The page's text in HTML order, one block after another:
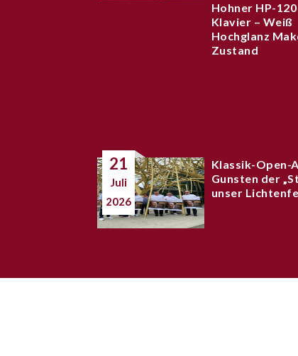
Hohner HP-120
Klavier – Weiß
Hochglanz
Zustand
21
Juli
2026
Klassik-Open-
Gunsten der
unser